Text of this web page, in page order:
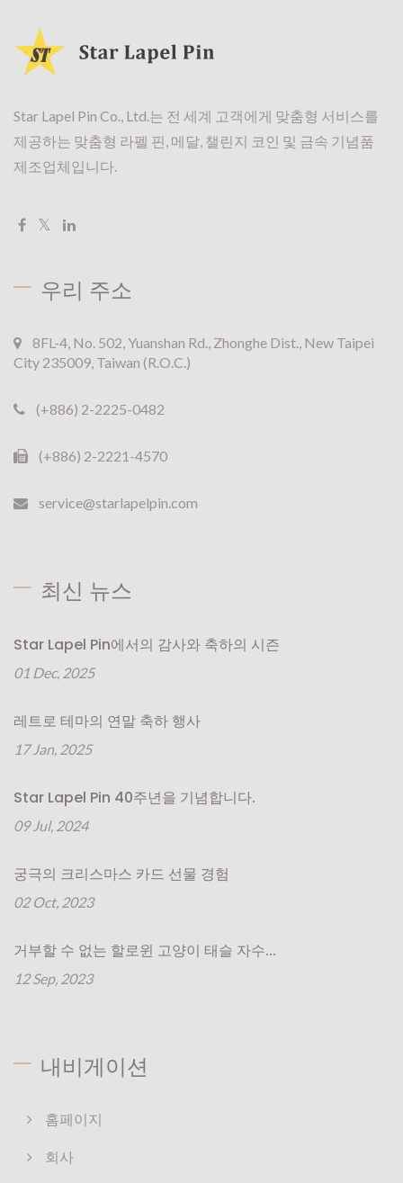
Star Lapel Pin Co., Ltd.는 전 세계 고객에게 맞춤형 서비스를
제공하는 맞춤형 라펠 핀, 메달, 챌린지 코인 및 금속 기념품
제조업체입니다.
우리 주소
8FL-4, No. 502, Yuanshan Rd., Zhonghe Dist., New Taipei
City 235009, Taiwan (R.O.C.)
(+886) 2-2225-0482
(+886) 2-2221-4570
service@starlapelpin.com
최신 뉴스
Star Lapel Pin에서의 감사와 축하의 시즌
01 Dec, 2025
레트로 테마의 연말 축하 행사
17 Jan, 2025
Star Lapel Pin 40주년을 기념합니다.
09 Jul, 2024
궁극의 크리스마스 카드 선물 경험
02 Oct, 2023
거부할 수 없는 할로윈 고양이 태슬 자수...
12 Sep, 2023
내비게이션
홈페이지
회사